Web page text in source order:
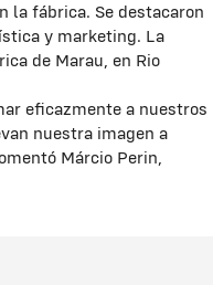
la fábrica. Se destacaron
y marketing. La
de Marau, en Rio
eficazmente a nuestros
nuestra imagen a
Márcio Perin,